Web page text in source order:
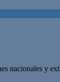
nacionales y